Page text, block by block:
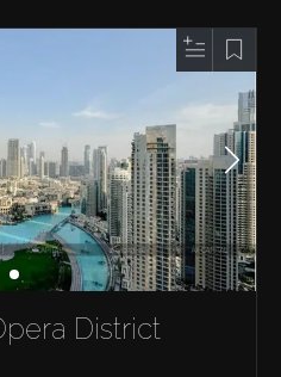
District